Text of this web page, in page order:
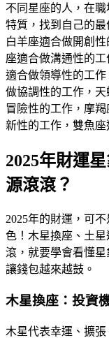
不同星座的人，在
特質，找到自己的最
白羊座適合做開創
座適合做溝通性的
適合做領導性的工
做協調性的工作，
冒險性的工作，摩
新性的工作，雙魚座
2025年財運
源滾滾？
2025年的財運，可
色！木星換座、土
滾，就要學會看懂
讓錢包越來越鼓。
木星換座：投資
木星代表幸運、擴